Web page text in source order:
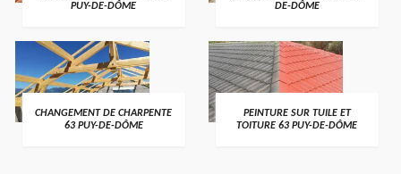
PUY-DE-DÔME
DE-DÔME
CHANGEMENT DE CHARPENTE
63 PUY-DE-DÔME
PEINTURE SUR TUILE ET
TOITURE 63 PUY-DE-DÔME